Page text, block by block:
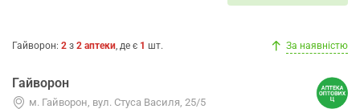
Гайворон: 2 з 2 аптеки, де є 1 шт. За наявністю
Гайворон
м. Гайворон, вул. Стуса Василя, 25/5